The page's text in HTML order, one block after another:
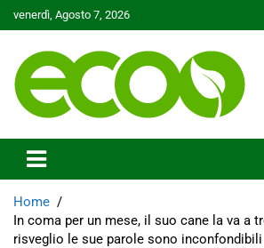
to
venerdì, Agosto 7, 2026
Ecoo.it
Home
In coma per un mese, il suo cane la va a
risveglio le sue parole sono inconfondibili